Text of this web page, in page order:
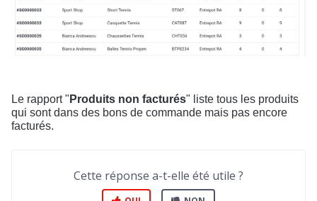
Le rapport " Produits non facturés" liste tous les produits
qui sont dans des bons de commande mais pas encore
facturés.
Cette réponse a-t-elle été utile ?